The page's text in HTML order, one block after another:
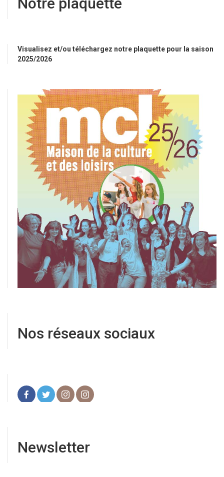
Visualisez et/ou téléchargez notre plaquette pour la saison
2025/2026
Nos réseaux sociaux
Newsletter